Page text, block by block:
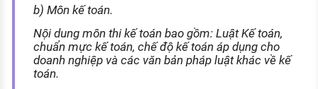
b) Môn kế toán.
Nội dung môn thi kế toán bao gồm: Luật Kế toán,
chuẩn mực kế toán, chế độ kế toán áp dụng cho
doanh nghiệp và các văn bản pháp luật khác về kế
toán.